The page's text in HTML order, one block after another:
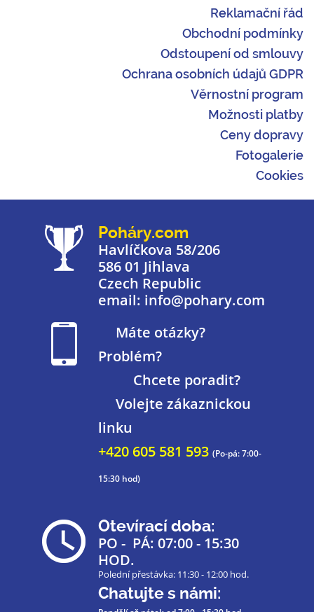
Reklamační řád
Obchodní podmínky
Odstoupení od smlouvy
Ochrana osobních údajů GDPR
Věrnostní program
Možnosti platby
Ceny dopravy
Fotogalerie
Cookies
Poháry.com
Havlíčkova 58/206
586 01 Jihlava
Czech Republic
email: info@pohary.com
Máte otázky?
Problém?
Chcete poradit?
Volejte zákaznickou
linku
+420 605 581 593 (Po-pá: 7:00-
15:30 hod)
Otevírací doba:
PO - PÁ: 07:00 - 15:30
HOD.
Polední přestávka: 11:30 - 12:00 hod.
Chatujte s námi: